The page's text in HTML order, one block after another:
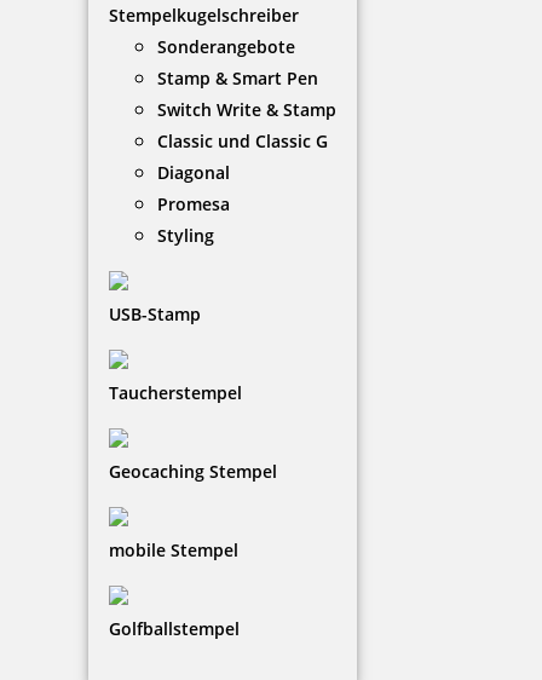
Stempelkugelschreiber
Sonderangebote
Stamp & Smart Pen
Switch Write & Stamp
Classic und Classic G
Diagonal
Promesa
Styling
USB-Stamp
Taucherstempel
Geocaching Stempel
mobile Stempel
Golfballstempel
15,80 €
Jetzt gestalten
Jetzt gestalten